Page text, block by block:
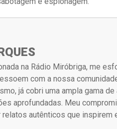
na Rádio Miróbriga, me
com a nossa
já cobri uma ampla gama
aprofundadas. Meu
relatos autênticos que inspirem